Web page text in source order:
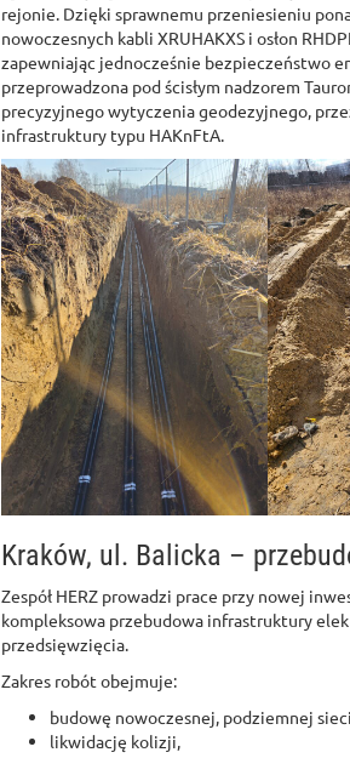
rejonie. Dzięki sprawnemu przeniesieniu
nowoczesnych kabli XRUHAKXS i osłon
zapewniając jednocześnie bezpieczeństwo
przeprowadzona pod ścisłym nadzorem
precyzyjnego wytyczenia geodezyjnego,
infrastruktury typu HAKnFtA.
Kraków, ul. Balicka –
Zespół HERZ prowadzi prace przy nowej
kompleksowa przebudowa infrastruktury
przedsięwzięcia.
Zakres robót obejmuje:
budowę nowoczesnej, podziemnej
likwidację kolizji,